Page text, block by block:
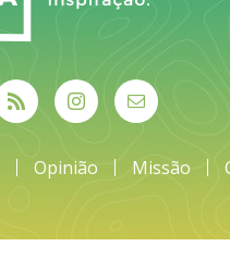
Opinião Missão